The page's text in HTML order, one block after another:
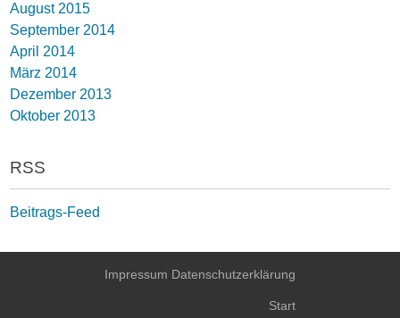
August 2015
September 2014
April 2014
März 2014
Dezember 2013
Oktober 2013
RSS
Beitrags-Feed
Impressum Datenschutzerklärung
Start